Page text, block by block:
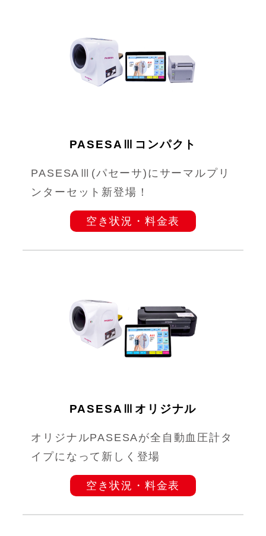
PASESAⅢコンパクト
PASESAⅢ(パセーサ)にサーマルプリ
ンターセット新登場！
空き状況・料金表
PASESAⅢオリジナル
オリジナルPASESAが全自動血圧計タ
イプになって新しく登場
空き状況・料金表